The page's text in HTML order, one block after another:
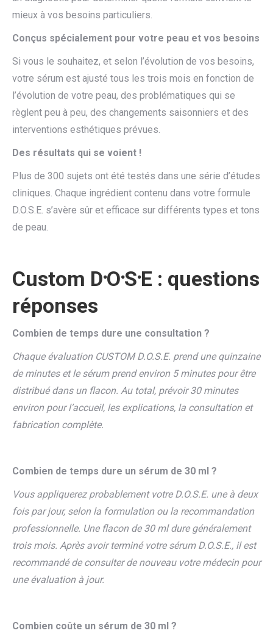
mieux à vos besoins particuliers.
Conçus spécialement pour votre peau et vos besoins
Si vous le souhaitez, et selon l’évolution de vos besoins,
votre sérum est ajusté tous les trois mois en fonction de
l’évolution de votre peau, des problématiques qui se
règlent peu à peu, des changements saisonniers et des
interventions esthétiques prévues.
Des résultats qui se voient !
Plus de 300 sujets ont été testés dans une série d’études
cliniques. Chaque ingrédient contenu dans votre formule
D.O.S.E. s’avère sûr et efficace sur différents types et tons
de peau.
Custom D⸱O⸱S⸱E : questions
réponses
Combien de temps dure une consultation ?
Chaque évaluation CUSTOM D.O.S.E. prend une quinzaine
de minutes et le sérum prend environ 5 minutes pour être
distribué dans un flacon. Au total, prévoir 30 minutes
environ pour l’accueil, les explications, la consultation et
fabrication complète.
Combien de temps dure un sérum de 30 ml ?
Vous appliquerez probablement votre D.O.S.E. une à deux
fois par jour, selon la formulation ou la recommandation
professionnelle. Une flacon de 30 ml dure généralement
trois mois. Après avoir terminé votre sérum D.O.S.E., il est
recommandé de consulter de nouveau votre médecin pour
une évaluation à jour.
Combien coûte un sérum de 30 ml ?